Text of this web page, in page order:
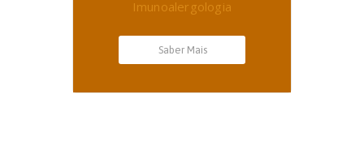
Imunoalergologia
Saber Mais